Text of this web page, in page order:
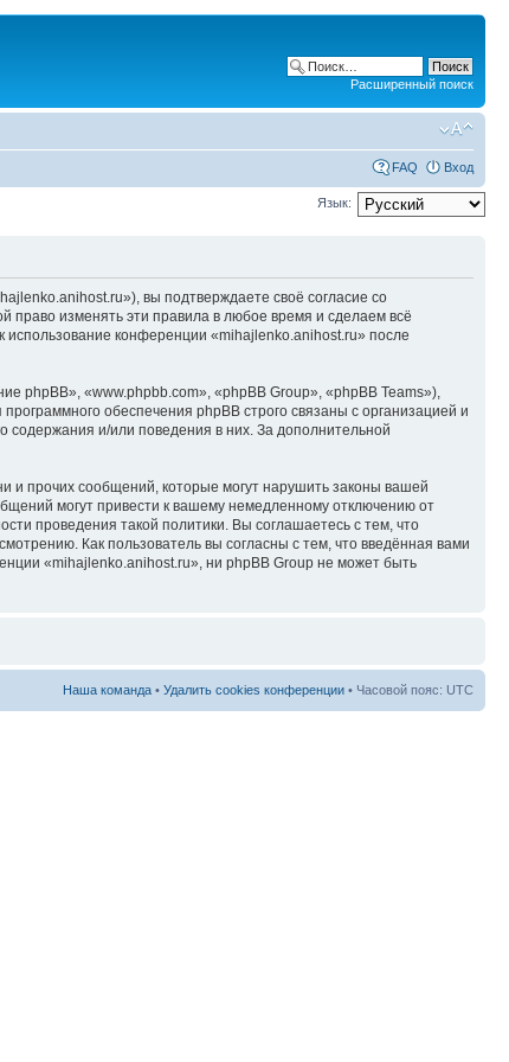
Расширенный поиск
FAQ Вход
Язык:
вы подтверждаете своё согласие со
изменять эти правила в любое время и сделаем всё
использование конференции «mihajlenko.anihost.ru» после
phpBB», «www.phpbb.com», «phpBB Group», «phpBB Teams»),
обеспечения phpBB строго связаны с организацией и
содержания и/или поведения в них. За дополнительной
и прочих сообщений, которые могут нарушить законы вашей
могут привести к вашему немедленному отключению от
проведения такой политики. Вы соглашаетесь с тем, что
Как пользователь вы согласны с тем, что введённая вами
«mihajlenko.anihost.ru», ни phpBB Group не может быть
Наша команда • Удалить cookies конференции • Часовой пояс: UTC